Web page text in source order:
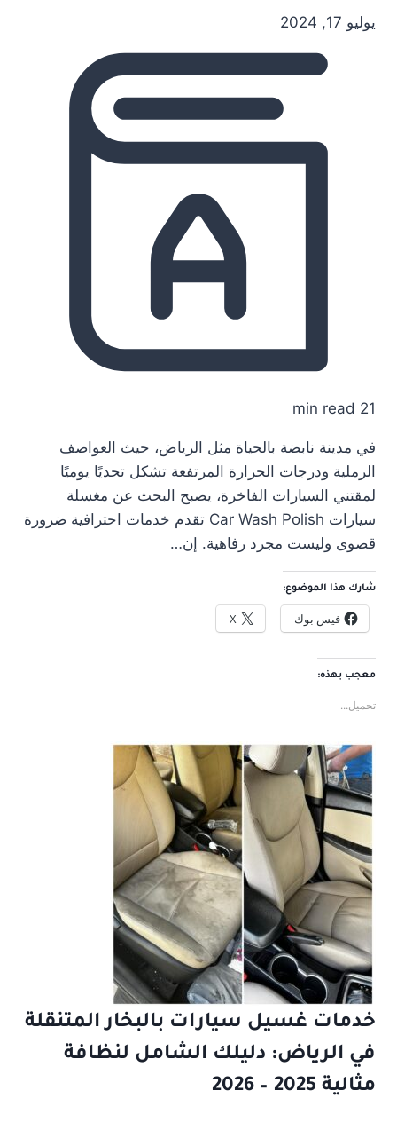
يوليو 17, 2024
21 min read
في مدينة نابضة بالحياة مثل الرياض، حيث العواصف
الرملية ودرجات الحرارة المرتفعة تشكل تحديًا يوميًا
لمقتني السيارات الفاخرة، يصبح البحث عن مغسلة
سيارات Car Wash Polish تقدم خدمات احترافية ضرورة
قصوى وليست مجرد رفاهية. إن…
شارك هذا الموضوع:
فيس بوك X
معجب بهذه:
تحميل...
خدمات غسيل سيارات بالبخار المتنقلة
في الرياض: دليلك الشامل لنظافة
مثالية 2025 – 2026